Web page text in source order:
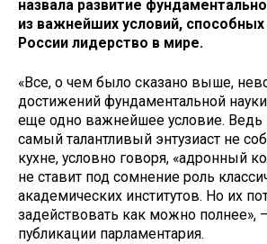
назвала развитие
из важнейших условий,
России лидерство в мире.
«Все, о чем было сказано выше,
достижений фундаментальной
еще одно важнейшее условие.
самый талантливый энтузиаст не
кухне, условно говоря, «адронный
не ставит под сомнение роль
академических институтов. Но их
задействовать как можно полнее»,
публикации парламентария.